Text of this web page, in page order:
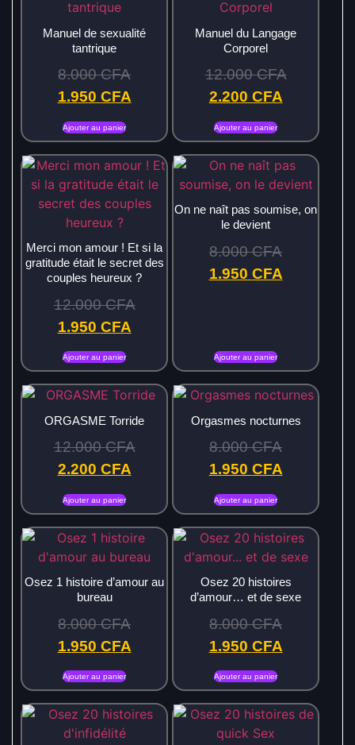
Manuel de sexualité
tantrique
8.000CFA
1.950 CFA
Ajouter au panier
Manuel du Langage
Corporel
12.000CFA
2.200 CFA
Ajouter au panier
Merci mon amour ! Et si la
gratitude était le secret des
couples heureux ?
12.000CFA
1.950 CFA
Ajouter au panier
On ne naît pas soumise, on
le devient
8.000CFA
1.950 CFA
Ajouter au panier
ORGASME Torride
12.000CFA
2.200 CFA
Ajouter au panier
Orgasmes nocturnes
8.000CFA
1.950 CFA
Ajouter au panier
Osez 1 histoire d’amour au
bureau
8.000CFA
1.950 CFA
Ajouter au panier
Osez 20 histoires
d’amour… et de sexe
8.000CFA
1.950 CFA
Ajouter au panier